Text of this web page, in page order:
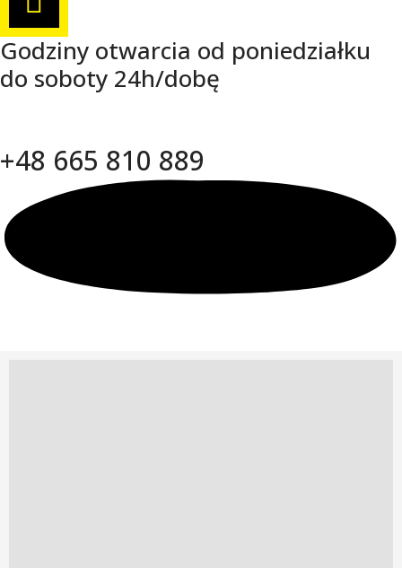
Godziny otwarcia od poniedziałku
do soboty 24h/dobę
+48 665 810 889